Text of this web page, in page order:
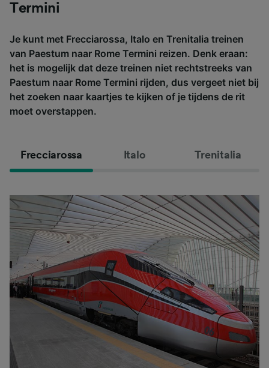
Termini
Je kunt met Frecciarossa, Italo en Trenitalia treinen
van Paestum naar Rome Termini reizen. Denk eraan:
het is mogelijk dat deze treinen niet rechtstreeks van
Paestum naar Rome Termini rijden, dus vergeet niet bij
het zoeken naar kaartjes te kijken of je tijdens de rit
moet overstappen.
Frecciarossa Italo Trenitalia